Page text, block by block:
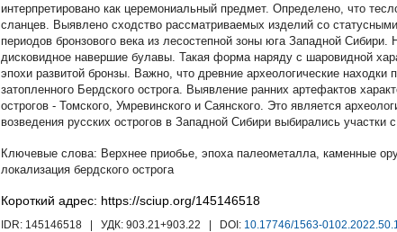
интерпретировано как церемониальный предмет. Определено, что
сланцев. Выявлено сходство рассматриваемых изделий со
периодов бронзового века из лесостепной зоны юга Западной
дисковидное навершие булавы. Такая форма наряду с шаровидной
эпохи развитой бронзы. Важно, что древние археологические
затопленного Бердского острога. Выявление ранних артефактов
острогов - Томского, Умревинского и Саянского. Это является
возведения русских острогов в Западной Сибири выбирались участки
Верхнее приобье, эпоха палеометалла, каменные
локализация бердского острога
Короткий адрес: https://sciup.org/145146518
IDR: 145146518 | УДК: 903.21+903.22 | DOI: 10.17746/1563-